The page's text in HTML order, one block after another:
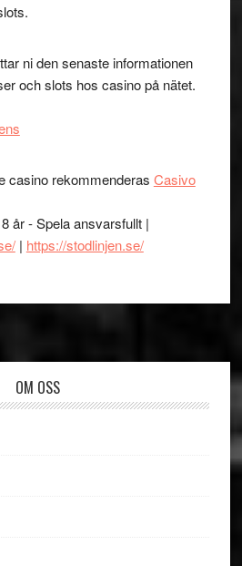
ni den senaste informationen
och slots hos casino på nätet.
casino rekommenderas Casivo
år - Spela ansvarsfullt |
| https://stodlinjen.se/
OM OSS